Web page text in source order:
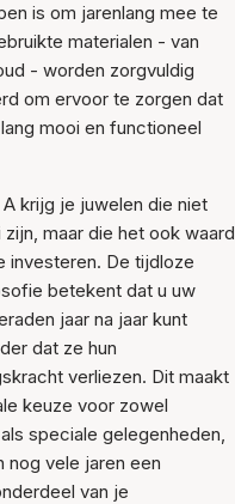
is om jarenlang mee te
materialen - van
- worden zorgvuldig
om ervoor te zorgen dat
mooi en functioneel
krijg je juwelen die niet
zijn, maar die het ook waard
investeren. De tijdloze
betekent dat u uw
jaar na jaar kunt
dat ze hun
verliezen. Dit maakt
keuze voor zowel
speciale gelegenheden,
nog vele jaren een
van je